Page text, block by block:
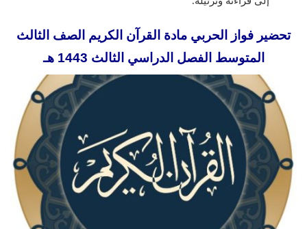
تحضير فواز الحربي مادة القرآن الكريم الصف الثالث
المتوسط الفصل الدراسي الثالث 1443 هـ